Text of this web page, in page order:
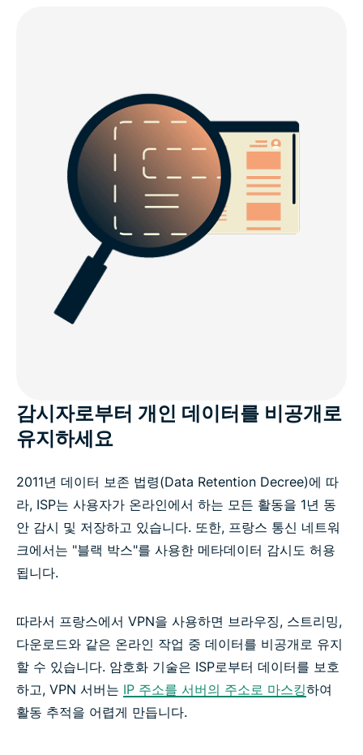
감시자로부터 개인 데이터를 비공개로
유지하세요
2011년 데이터 보존 법령(Data Retention Decree)에 따
라, ISP는 사용자가 온라인에서 하는 모든 활동을 1년 동
안 감시 및 저장하고 있습니다. 또한, 프랑스 통신 네트워
크에서는 "블랙 박스"를 사용한 메타데이터 감시도 허용
됩니다.
따라서 프랑스에서 VPN을 사용하면 브라우징, 스트리밍,
다운로드와 같은 온라인 작업 중 데이터를 비공개로 유지
할 수 있습니다. 암호화 기술은 ISP로부터 데이터를 보호
하고, VPN 서버는 IP 주소를 서버의 주소로 마스킹하여
활동 추적을 어렵게 만듭니다.